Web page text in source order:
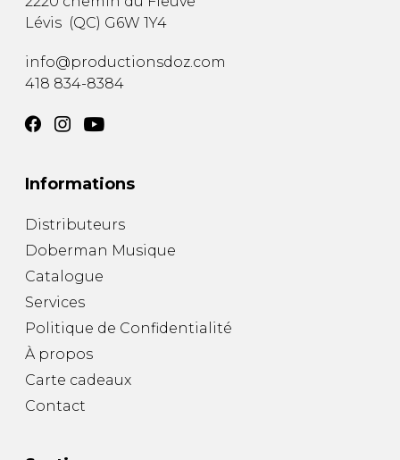
Lévis (QC) G6W 1Y4
info@productionsdoz.com
418 834-8384
Informations
Distributeurs
Doberman Musique
Catalogue
Services
Politique de Confidentialité
À propos
Carte cadeaux
Contact